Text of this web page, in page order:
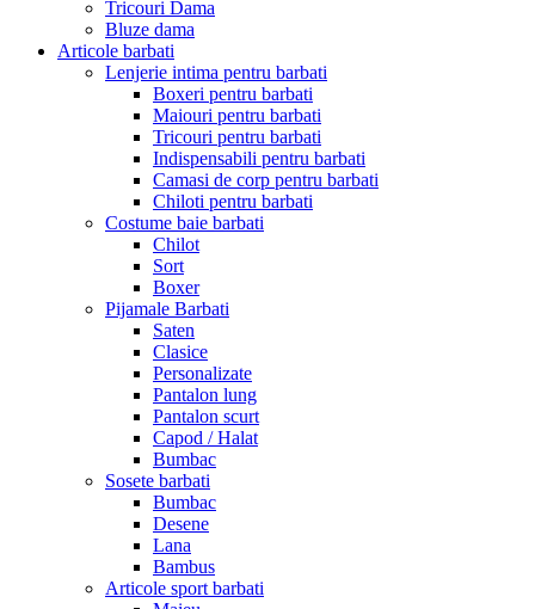
Tricouri Dama
Bluze dama
Articole barbati
Lenjerie intima pentru barbati
Boxeri pentru barbati
Maiouri pentru barbati
Tricouri pentru barbati
Indispensabili pentru barbati
Camasi de corp pentru barbati
Chiloti pentru barbati
Costume baie barbati
Chilot
Sort
Boxer
Pijamale Barbati
Saten
Clasice
Personalizate
Pantalon lung
Pantalon scurt
Capod / Halat
Bumbac
Sosete barbati
Bumbac
Desene
Lana
Bambus
Articole sport barbati